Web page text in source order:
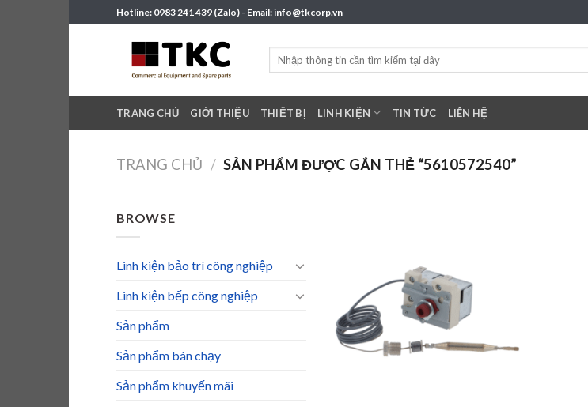
to
Hotline: 0983 241 439 (Zalo) - Email: info@tkcorp.vn
TRANG CHỦ GIỚI THIỆU THIẾT BỊ LINH KIỆN TIN TỨC LIÊN HỆ
TRANG CHỦ / SẢN PHẨM ĐƯỢC GẮN THẺ “5610572540”
BROWSE
Linh kiện bảo trì công nghiệp
Linh kiện bếp công nghiệp
Sản phẩm
Sản phẩm bán chạy
Sản phẩm khuyến mãi